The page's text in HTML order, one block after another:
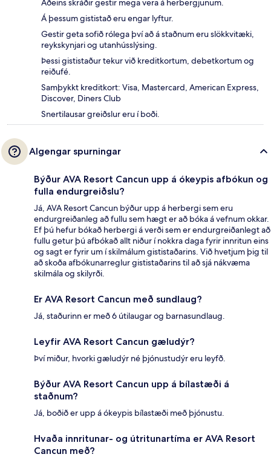
Aðeins skráðir gestir mega vera á herbergjunum.
Á þessum gististað eru engar lyftur.
Gestir geta sofið rólega því að á staðnum eru slökkvitæki,
reykskynjari og utanhússlýsing.
Þessi gististaður tekur við kreditkortum, debetkortum og
reiðufé.
Samþykkt kreditkort: Visa, Mastercard, American Express,
Discover, Diners Club
Snertilausar greiðslur eru í boði.
Algengar spurningar
Býður AVA Resort Cancun upp á ókeypis afbókun og
fulla endurgreiðslu?
Já, AVA Resort Cancun býður upp á herbergi sem eru
endurgreiðanleg að fullu sem hægt er að bóka á vefnum okkar.
Ef þú hefur bókað herbergi á verði sem er endurgreiðanlegt að
fullu getur þú afbókað allt niður í nokkra daga fyrir innritun eins
og sagt er fyrir um í skilmálum gististaðarins. Við hvetjum þig til
að skoða afbókunarreglur gististaðarins til að sjá nákvæma
skilmála og skilyrði.
Er AVA Resort Cancun með sundlaug?
Já, staðurinn er með 6 útilaugar og barnasundlaug.
Leyfir AVA Resort Cancun gæludýr?
Því miður, hvorki gæludýr né þjónustudýr eru leyfð.
Býður AVA Resort Cancun upp á bílastæði á
staðnum?
Já, boðið er upp á ókeypis bílastæði með þjónustu.
Hvaða innritunar- og útritunartíma er AVA Resort
Cancun með?